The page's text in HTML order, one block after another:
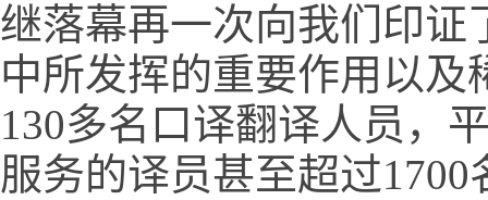
继落幕再一次向我们印证
中所发挥的重要作用以
130多名口译翻译人员，
服务的译员甚至超过